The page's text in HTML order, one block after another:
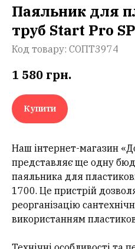
Паяльник для
труб Start Pro
Код товару: СОПТ3974
1 580 грн.
Купити
Наш інтернет-магазин
представляє ще одну
паяльника для
1700. Це пристрій
реорганізацію
використанням